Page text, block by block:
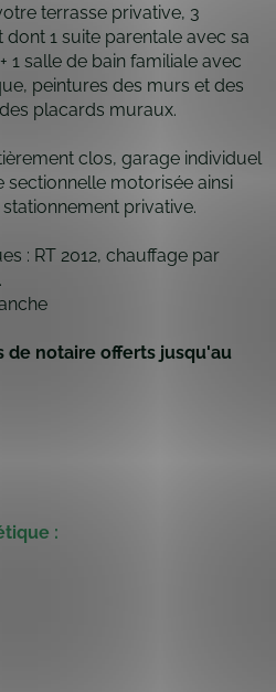
terrasse privative, 3
1 suite parentale avec sa
1 salle de bain familiale avec
peintures des murs et des
placards muraux.
clos, garage individuel
sectionnelle motorisée ainsi
privative.
: RT 2012, chauffage par
de notaire offerts jusqu'au
: